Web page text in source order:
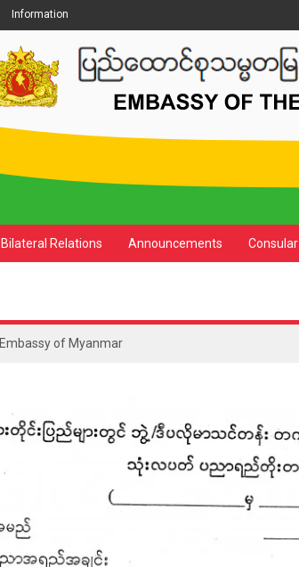
Information
Bilateral Relations Announcements Consular
Embassy of Myanmar